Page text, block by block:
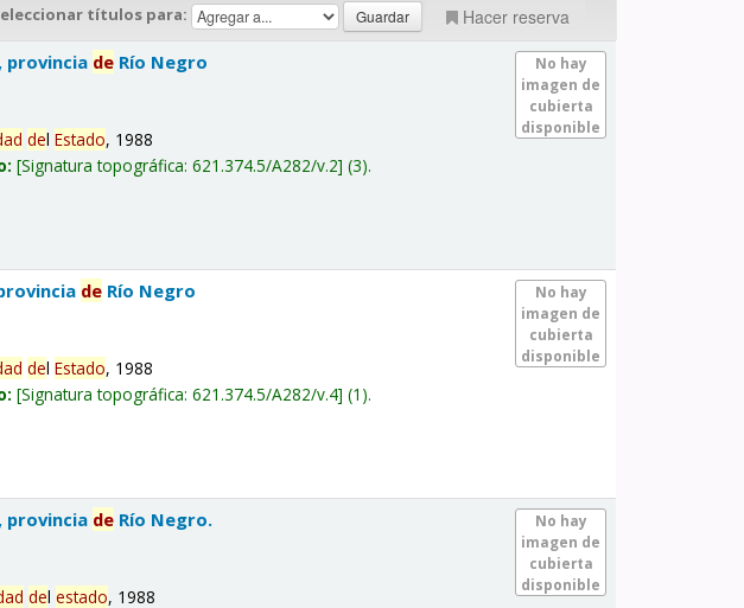
títulos para: Hacer reserva
No hay
imagen de
cubierta
disponible
provincia de Río Negro
delEstado, 1988
Signatura topográfica:621.374.5/A282/v.2 (3).
No hay
imagen de
cubierta
disponible
de Río Negro
delEstado, 1988
Signatura topográfica:621.374.5/A282/v.4 (1).
No hay
imagen de
cubierta
disponible
provincia de Río Negro.
delestado, 1988